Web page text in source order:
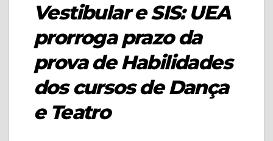
Vestibular e SIS: UEA
prorroga prazo da
prova de Habilidades
dos cursos de Dança
e Teatro